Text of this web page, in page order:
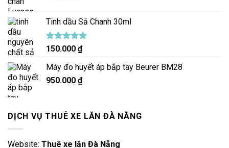
Tinh dầu Sả Chanh 30ml
Được xếp
5.00
5 sao
150.000 ₫
Máy đo huyết áp bắp tay Beurer BM28
950.000 ₫
DỊCH VỤ THUÊ XE LĂN ĐÀ NẴNG
Website: Thuê xe lăn Đà Nẵng